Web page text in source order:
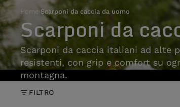
Home›Scarponi da caccia da uomo
Scarponi da
Scarponi da caccia italiani ad alte
resistenti, con grip e comfort su
montagna.
FILTRO